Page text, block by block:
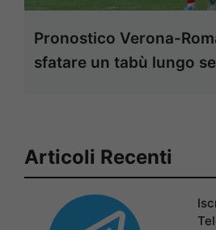
Pronostico Verona-
sfatare un tabù lungo
Articoli Recenti